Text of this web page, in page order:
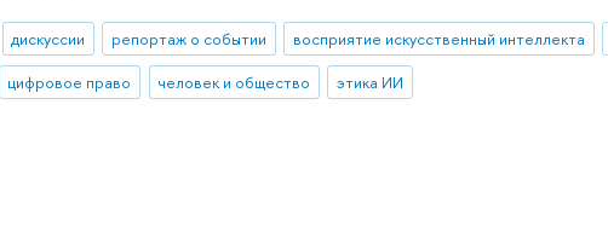
дискуссии репортаж о событии восприятие искусственный интеллекта
цифровое право человек и общество этика ИИ